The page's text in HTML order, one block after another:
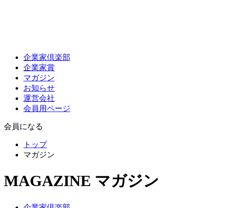
企業家倶楽部
企業家賞
マガジン
お知らせ
運営会社
会員用ページ
会員になる
トップ
マガジン
MAGAZINE マガジン